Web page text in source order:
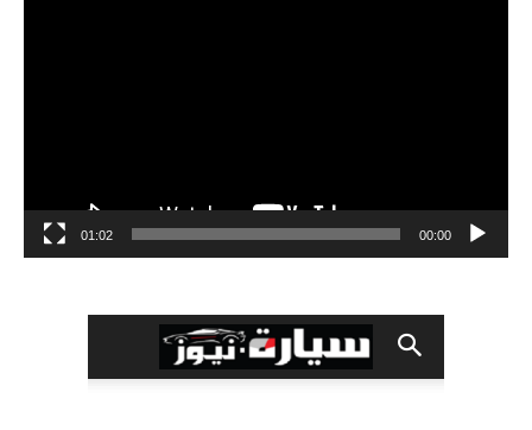
00:00
01:02